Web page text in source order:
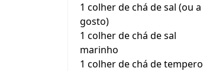
1 colher de chá de sal (ou a
gosto)
1 colher de chá de sal
marinho
1 colher de chá de tempero